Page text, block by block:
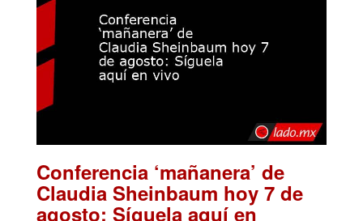
Conferencia ‘mañanera’ de
Claudia Sheinbaum hoy 7 de
agosto: Síguela aquí en